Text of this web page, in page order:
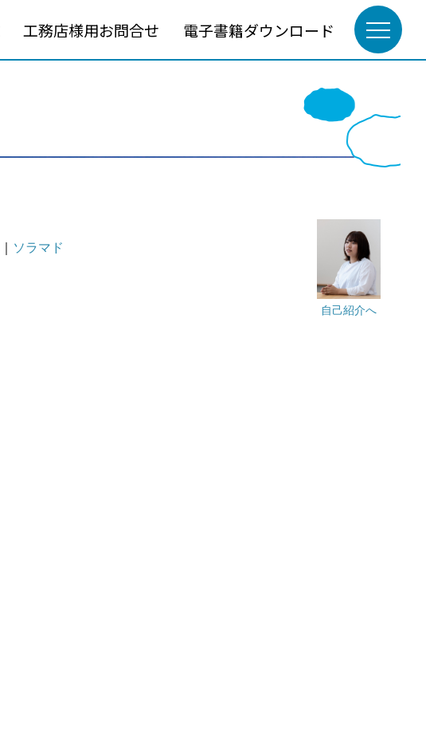
工務店様用お問合せ 電子書籍ダウンロード
自己紹介へ
ソラマド